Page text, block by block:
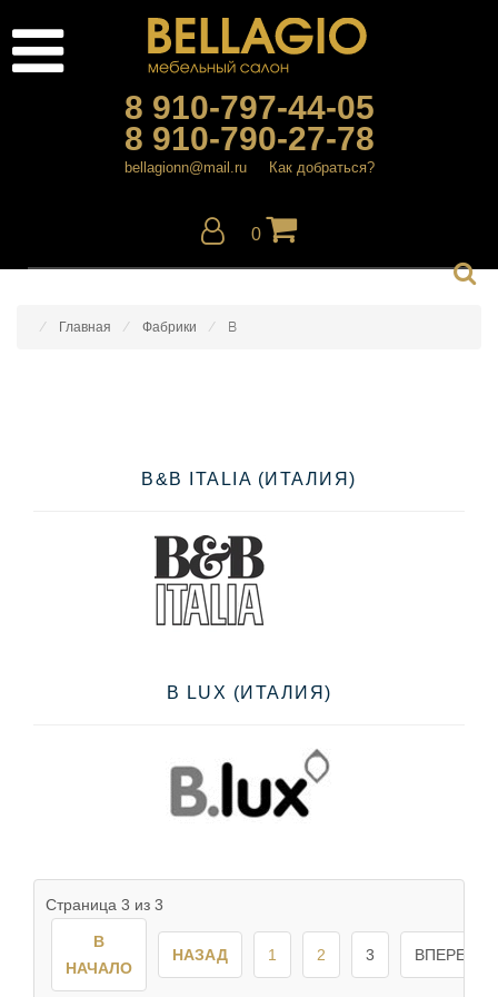
8 910-797-44-05
8 910-790-27-78
bellagionn@mail.ru Как добраться?
0
Главная Фабрики B
B&B ITALIA (ИТАЛИЯ)
B LUX (ИТАЛИЯ)
Страница 3 из 3
В
НАЧАЛО
НАЗАД 1 2 3 ВПЕРЕД